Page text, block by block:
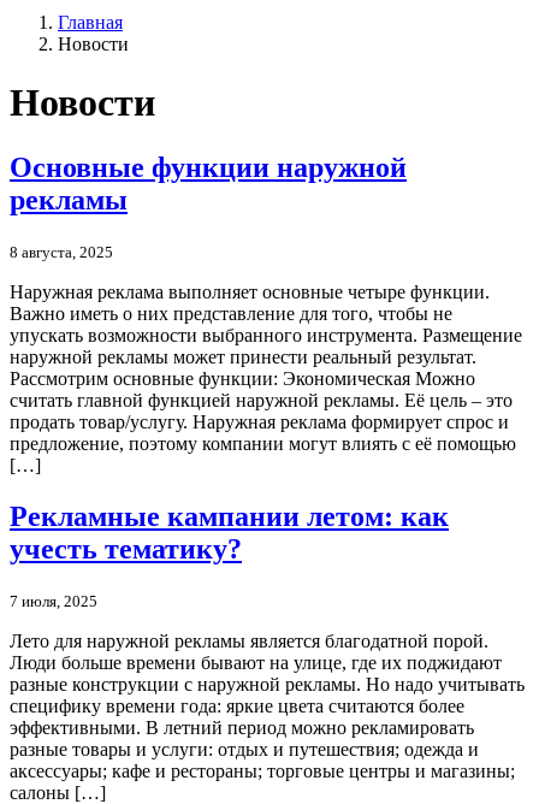
Главная
Новости
Новости
Основные функции наружной
рекламы
8 августа, 2025
Наружная реклама выполняет основные четыре функции.
Важно иметь о них представление для того, чтобы не
упускать возможности выбранного инструмента. Размещение
наружной рекламы может принести реальный результат.
Рассмотрим основные функции: Экономическая Можно
считать главной функцией наружной рекламы. Её цель – это
продать товар/услугу. Наружная реклама формирует спрос и
предложение, поэтому компании могут влиять с её помощью
[…]
Рекламные кампании летом: как
учесть тематику?
7 июля, 2025
Лето для наружной рекламы является благодатной порой.
Люди больше времени бывают на улице, где их поджидают
разные конструкции с наружной рекламы. Но надо учитывать
специфику времени года: яркие цвета считаются более
эффективными. В летний период можно рекламировать
разные товары и услуги: отдых и путешествия; одежда и
аксессуары; кафе и рестораны; торговые центры и магазины;
салоны […]